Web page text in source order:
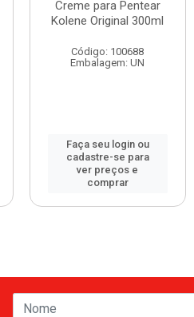
Creme para Pentear
Kolene Original 300ml
Código: 100688
Embalagem: UN
Faça seu login ou
cadastre-se para
ver preços e
comprar